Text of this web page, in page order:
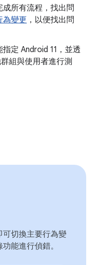
成所有流程，找出問
為變更 ，以便找出問
指定 Android 11，並透
組與使用者進行測
切換主要行為變
能進行偵錯。